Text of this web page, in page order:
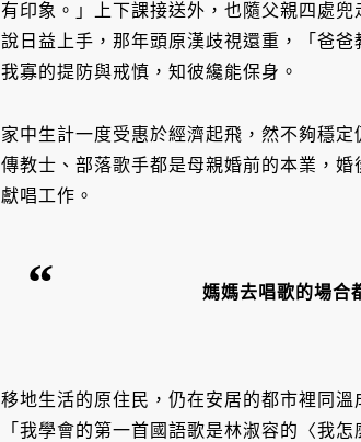
有印象。」上下課接送外，也隨父親四處
說日益上手，那年頭原漢歧視還重，「爸
我寡的提防與戒慎，知彼纔能保身。
家中生計一度受惠於經濟起飛，然不夠穩
傳教士、部落歌手都是母親婚前的本業，
獻唱工作。
媽媽去唱歌的場合
移地生活的原住民，仍在安居的都市裡同
「我學會的第一首國語歌是林淑容的〈我